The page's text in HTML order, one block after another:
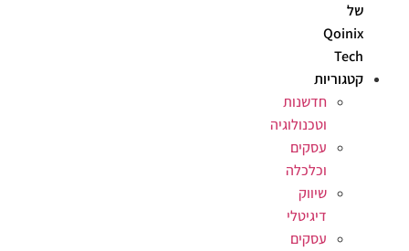
של
Qoinix
Tech
קטגוריות
חדשנות
וטכנולוגיה
עסקים
וכלכלה
שיווק
דיגיטלי
עסקים